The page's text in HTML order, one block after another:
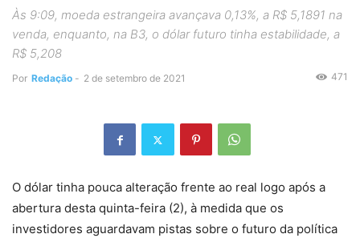
Às 9:09, moeda estrangeira avançava 0,13%, a R$ 5,1891 na
venda, enquanto, na B3, o dólar futuro tinha estabilidade, a
R$ 5,208
Por Redação - 2 de setembro de 2021 471
O dólar tinha pouca alteração frente ao real logo após a
abertura desta quinta-feira (2), à medida que os
investidores aguardavam pistas sobre o futuro da política